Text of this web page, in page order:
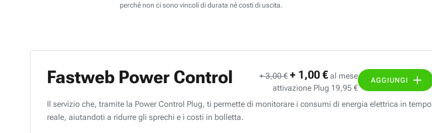
perché non ci sono vincoli di durata né costi di uscita.
Fastweb Power Control + 3,00 € + 1,00 € al mese
attivazione Plug 19,95 €
AGGIUNGI
Il servizio che, tramite la Power Control Plug, ti permette di monitorare i consumi di energia elettrica in tempo
reale, aiutandoti a ridurre gli sprechi e i costi in bolletta.